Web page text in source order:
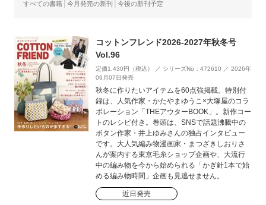
すべての書籍 今月発売の新刊 今後の新刊予定
コットンフレンド2026-2027年秋冬号
Vol.96
定価1,430円（税込） ／ シリーズNo：472610 ／ 2026年
09月07日発売
秋冬に作りたいアイテムを60点強掲載。特別付
録は、人気作家・かたやまゆうこ×大塚屋のコラ
ボレーション「THEアウターBOOK」。新作コー
トのレシピ付き。巻頭は、SNSで話題沸騰中の
ボタン作家・井上ゆみさんの独占インタビュー
です。大人気編み物漫画家・まつざきしおりさ
んが案内する東京毛糸ショップ企画や、大流行
中の編み物を今から始められる「かぎ針1本で始
める編み物時間」企画も見逃せません。
近日発売